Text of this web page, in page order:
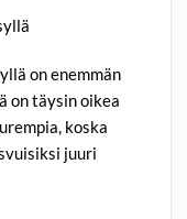
on enemmän
on täysin oikea
koska
juuri